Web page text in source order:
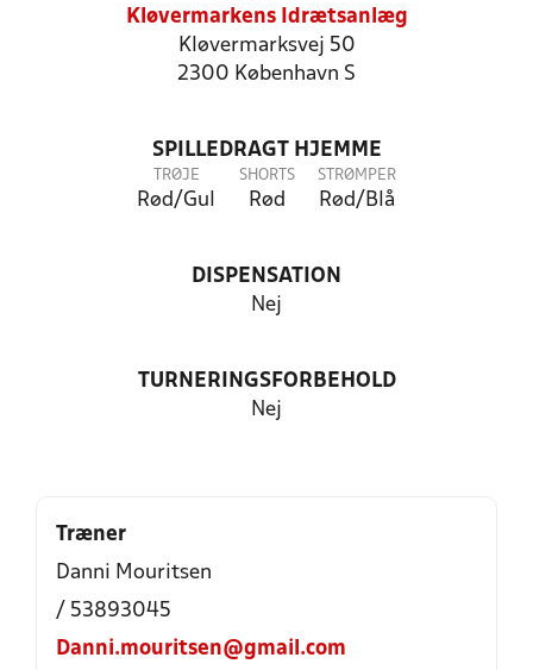
Kløvermarkens Idrætsanlæg
Kløvermarksvej 50
2300 København S
SPILLEDRAGT HJEMME
TRØJE
Rød/Gul
SHORTS
Rød
STRØMPER
Rød/Blå
DISPENSATION
Nej
TURNERINGSFORBEHOLD
Nej
Træner
Danni Mouritsen
/ 53893045
Danni.mouritsen@gmail.com